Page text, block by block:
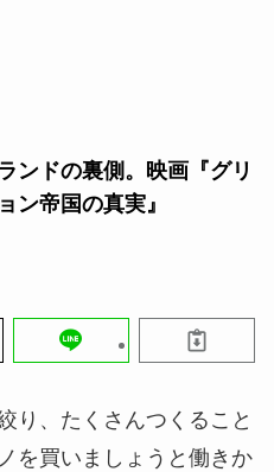
ンドの裏側。映画『グリ
帝国の真実』
り、たくさんつくること
を買いましょうと働きか